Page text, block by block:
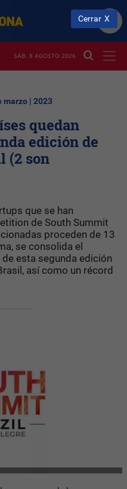
SÁB. 8 AGOSTO 2026
marzo | 2023
quedan
edición de
(2 son
que se han
de South Summit
proceden de 13
se consolida el
esta segunda edición
así como un récord
Cerrar